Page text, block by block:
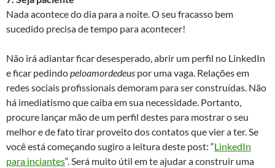
Nada acontece do dia para a noite. O seu fracasso bem
sucedido precisa de tempo para acontecer!
Não irá adiantar ficar desesperado, abrir um perfil no LinkedIn
e ficar pedindopeloamordedeus por uma vaga. Relações em
redes sociais profissionais demoram para ser construídas. Não
há imediatismo que caiba em sua necessidade. Portanto,
procure lançar mão de um perfil destes para mostrar o seu
melhor e de fato tirar proveito dos contatos que vier a ter. Se
você está começando sugiro a leitura deste post: “LinkedIn
para inciantes“. Será muito útil em te ajudar a construir uma